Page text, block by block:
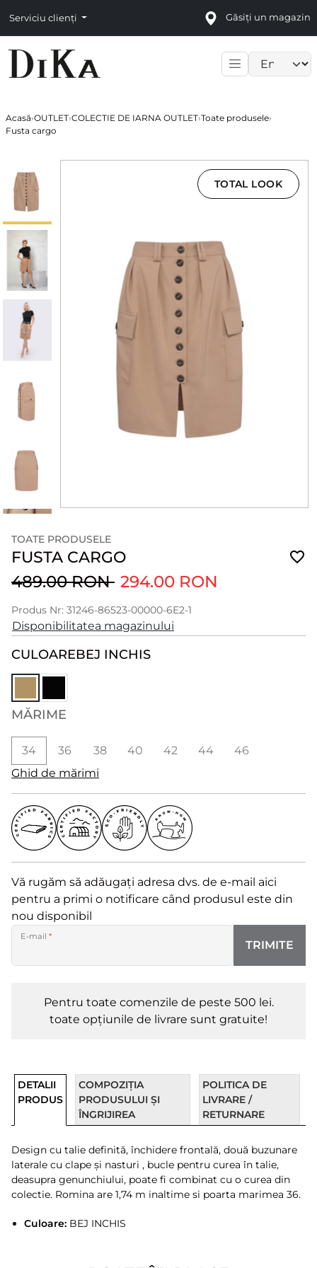
Serviciu clienți Găsiți un magazin
Acasă›OUTLET›COLECTIE DE IARNA OUTLET›Toate produsele›
Fusta cargo
TOTAL LOOK
TOATE PRODUSELE
FUSTA CARGO
489.00 RON 294.00 RON
Produs Nr: 31246-86523-00000-6E2-1
Disponibilitatea magazinului
CULOAREBEJ INCHIS
MĂRIME
34 36 38 40 42 44
46
Ghid de mărimi
Vă rugăm să adăugați adresa dvs. de e-mail aici
pentru a primi o notificare când produsul este din
nou disponibil
E-mail*
TRIMITE
Pentru toate comenzile de peste 500 lei.
toate opțiunile de livrare sunt gratuite!
DETALII
PRODUS
COMPOZIȚIA
PRODUSULUI ȘI
ÎNGRIJIREA
POLITICA DE
LIVRARE /
RETURNARE
Design cu talie definită, închidere frontală, două buzunare
laterale cu clape și nasturi , bucle pentru curea în talie,
deasupra genunchiului, poate fi combinat cu o curea din
colectie. Romina are 1,74 m inaltime si poarta marimea 36.
Culoare:BEJ INCHIS